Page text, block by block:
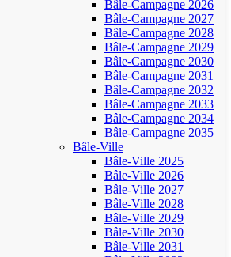
Bâle-Campagne 2026
Bâle-Campagne 2027
Bâle-Campagne 2028
Bâle-Campagne 2029
Bâle-Campagne 2030
Bâle-Campagne 2031
Bâle-Campagne 2032
Bâle-Campagne 2033
Bâle-Campagne 2034
Bâle-Campagne 2035
Bâle-Ville
Bâle-Ville 2025
Bâle-Ville 2026
Bâle-Ville 2027
Bâle-Ville 2028
Bâle-Ville 2029
Bâle-Ville 2030
Bâle-Ville 2031